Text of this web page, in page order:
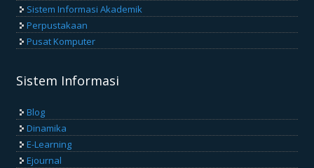
Sistem Informasi Akademik
Perpustakaan
Pusat Komputer
Sistem Informasi
Blog
Dinamika
E-Learning
Ejournal